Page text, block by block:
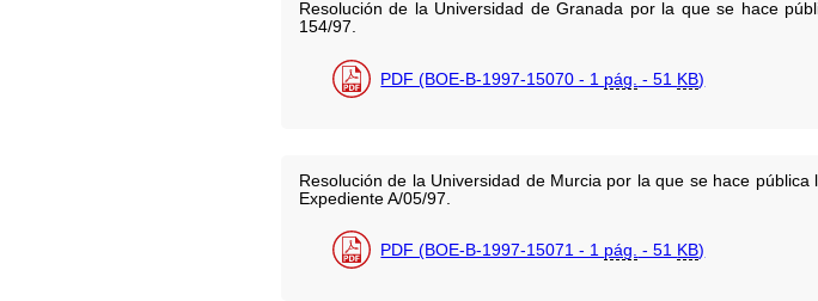
Resolución de la Universidad de Granada por la que se hace
154/97.
PDF (BOE-B-1997-15070 - 1 pág. - 51 KB)
Resolución de la Universidad de Murcia por la que se hace
Expediente A/05/97.
PDF (BOE-B-1997-15071 - 1 pág. - 51 KB)